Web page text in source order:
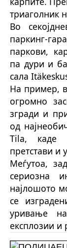
триаголник
Во
паркинг-
паркови,
па дури и
сала
На пример,
огромно
згради и
од
Tila, каде
претстави и
Меѓутоа,
сериозна
најлошото
се
уривање
експлозии и